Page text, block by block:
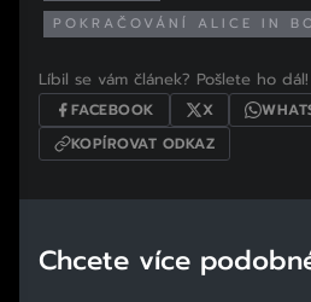
POKRAČOVÁNÍ ALICE IN
Líbil se vám článek? Pošlete ho dál!
FACEBOOK X
KOPÍROVAT ODKAZ
Chcete více